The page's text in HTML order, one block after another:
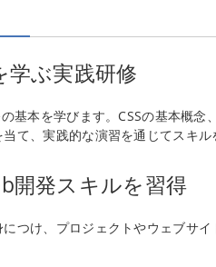
学ぶ実践研修
基本を学びます。CSSの基本概念
て、実践的な演習を通じてスキル
開発スキルを習得
つけ、プロジェクトやウェブサ